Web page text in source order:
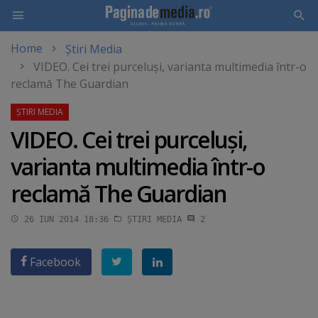
main
content
Home
Știri Media
VIDEO. Cei trei purceluşi, varianta multimedia într-o
reclamă The Guardian
VIDEO. Cei trei purceluşi,
varianta multimedia într-o
reclamă The Guardian
26 IUN 2014 18:36 ȘTIRI MEDIA 2
Facebook